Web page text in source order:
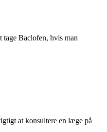
Baclofen, hvis man
at konsultere en læge på